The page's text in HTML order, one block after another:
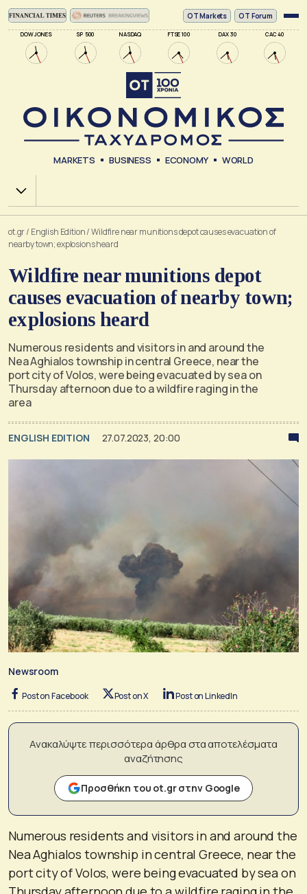
DOW JONES SP 500 NASDAQ FTSE 100 DAX 30 CAC 40
ΟΤ Markets OT Forum
MARKETS BUSINESS ECONOMY WORLD
Χ.Α.
ot.gr/ English Edition/Wildfire near munitions depot causes evacuation of
nearby town; explosions heard
Wildfire near munitions depot
causes evacuation of nearby town;
explosions heard
Numerous residents and visitors in and around the
Nea Aghialos township in central Greece, near the
port city of Volos, were being evacuated by sea on
Thursday afternoon due to a wildfire raging in the
area
ENGLISH EDITION 27.07.2023, 20:00
Newsroom
Post on Facebook Post on X Post on LinkedIn
Ανακαλύψτε περισσότερα άρθρα στα αποτελέσματα
αναζήτησης
Προσθήκη του ot.gr στην Google
Numerous residents and visitors in and around the
Nea Aghialos township in central Greece, near the
port city of Volos, were being evacuated by sea on